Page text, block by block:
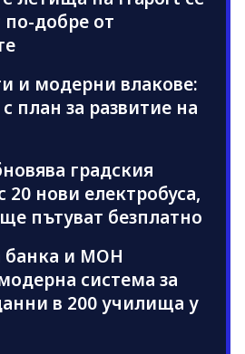
по-добре от
и модерни влакове:
план за развитие на
градския
20 нови електробуса,
пътуват безплатно
банка и МОН
система за
в 200 училища у